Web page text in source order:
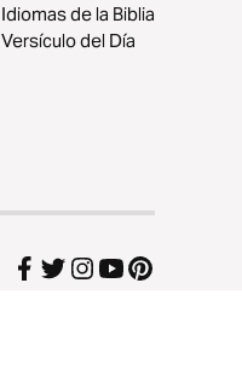
Idiomas de la Biblia
Versículo del Día